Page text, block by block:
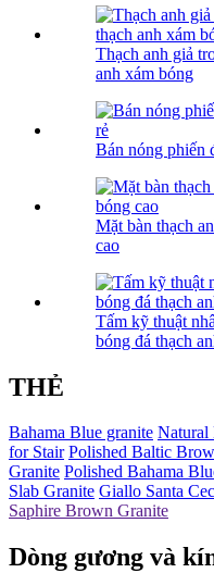
Thạch anh giả
anh xám bóng
Bán nóng phiến
Mặt bàn thạch
cao
Tấm kỹ thuật
bóng đá thạch
THẺ
Bahama Blue granite Natural
for Stair Polished Baltic
Granite Polished Bahama
Slab Granite Giallo Santa
Saphire Brown Granite
Dòng gương và